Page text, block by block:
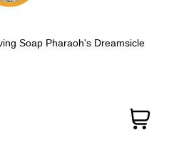
Soap Pharaoh's Dreamsicle